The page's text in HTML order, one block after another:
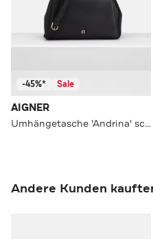
-45%* Sale
AIGNER
Umhängetasche 'Andrina' schwarz
Andere Kunden